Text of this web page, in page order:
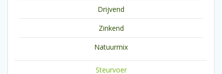
Drijvend
Zinkend
Natuurmix
Steurvoer